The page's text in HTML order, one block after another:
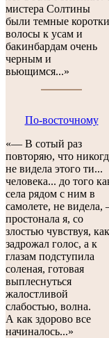
мистера Солтины
были темные
волосы к усам и
бакинбардам очень
черным и
вьющимся...»
По-восточному
«— В сотый раз
повторяю, что
не видела этого ти...
человека... до того
села рядом с ним в
самолете, не
простонала я, со
злостью чувствуя, как
задрожал голос, а к
глазам подступила
соленая, готовая
выплеснуться
жалостливой
слабостью, волна.
А как здорово все
начиналось...»